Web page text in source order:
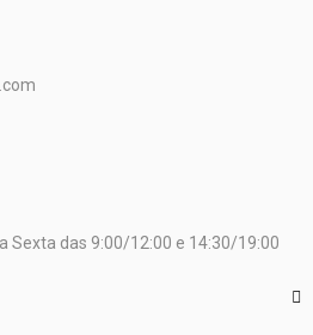
Sexta das 9:00/12:00 e 14:30/19:00